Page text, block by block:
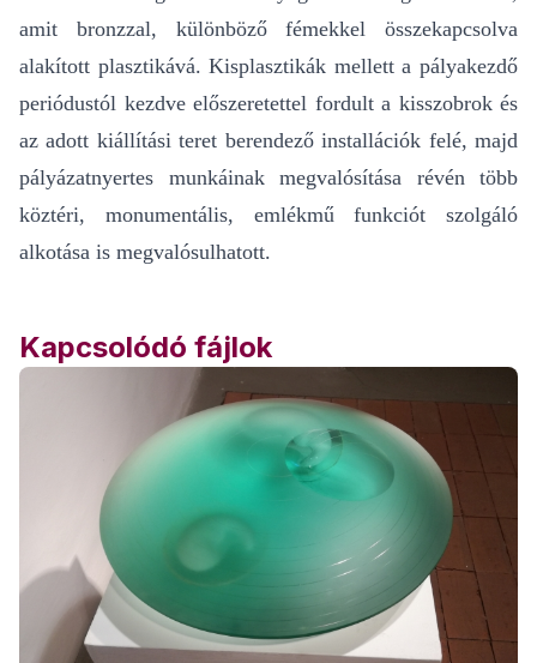
amit bronzzal, különböző fémekkel összekapcsolva
alakított plasztikává. Kisplasztikák mellett a pályakezdő
periódustól kezdve előszeretettel fordult a kisszobrok és
az adott kiállítási teret berendező installációk felé, majd
pályázatnyertes munkáinak megvalósítása révén több
köztéri, monumentális, emlékmű funkciót szolgáló
alkotása is megvalósulhatott.
Kapcsolódó fájlok